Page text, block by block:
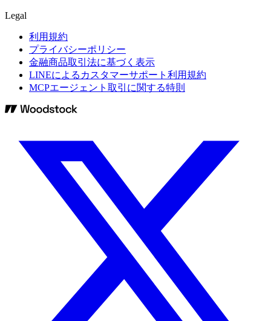
Legal
利用規約
プライバシーポリシー
金融商品取引法に基づく表示
LINEによるカスタマーサポート利用規約
MCPエージェント取引に関する特則